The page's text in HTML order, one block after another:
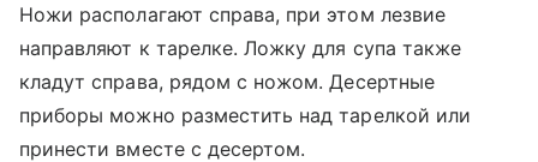
Ножи располагают справа, при этом лезвие
направляют к тарелке. Ложку для супа также
кладут справа, рядом с ножом. Десертные
приборы можно разместить над тарелкой или
принести вместе с десертом.